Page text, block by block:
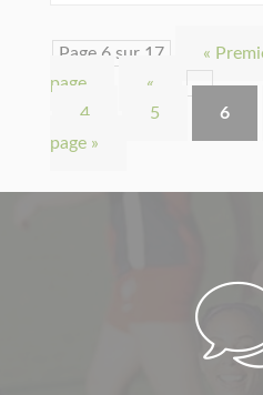
Page 6 sur 17
«
page
«
…
4
5 6
page »